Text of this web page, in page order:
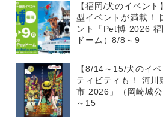
【福岡/犬のイベン
型イベントが満載！
ント「Pet博 2026
ドーム）8/8～9
【8/14～15/犬のイ
ティビティも！ 河川
市 2026」（岡崎城
～15